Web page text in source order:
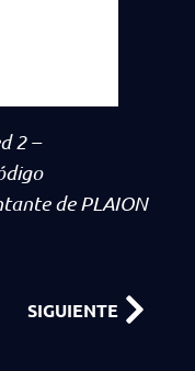
2 –
de PLAION
SIGUIENTE